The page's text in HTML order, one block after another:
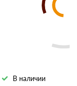
В наличии